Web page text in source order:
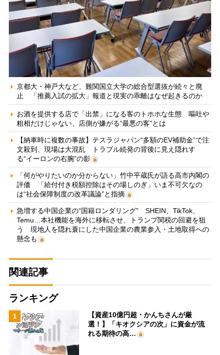
京都大・神戸大など、難関国立大学の総合型選抜が続々と廃
止 「推薦入試の拡大」報道と現実の乖離はなぜ起きるのか
お酒を提供する店で「出禁」になる客のトホホな生態 嘔吐や
粗相だけじゃない、店側が嫌がる“最悪の客”とは
【納車時に複数の事故】テスラジャパン“多額のEV補助金”で注
文殺到、現場は大混乱 トラブル続発の背後に見え隠れす
る“イーロンの右腕”の影
「何がやりたいのか分からない」竹中平蔵氏が語る高市内閣の
評価 「給付付き税額控除はその場しのぎ」いま不可欠なの
は“社会保障制度の改革議論”と指摘
急増する中国企業の“国籍ロンダリング” SHEIN、TikTok、
Temu…本社機能を海外に移転させ、トランプ関税の回避を狙
う 現地人を隠れ蓑にした中国企業の農業参入・土地取得への
懸念も
関連記事
ランキング
1
【資産10億円超・かんちさんが厳
選！】「キオクシアの次」に資金が流
れる期待の高…